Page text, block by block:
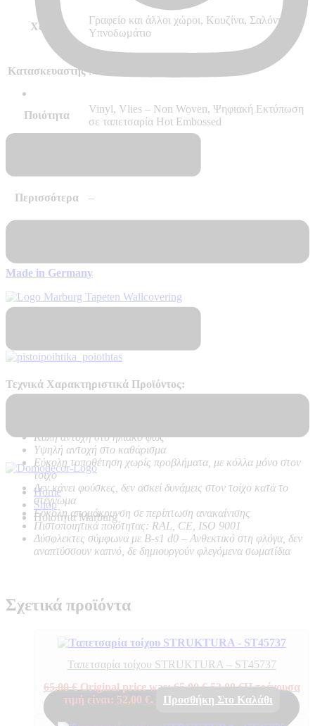
Home
Shop
Ποιοτητα Marburg
Χώρος
Γραφείο και άλλοι χώροι, Κουζίνα, Σαλόνι,
Υπνοδωμάτιο
Κατασκευαστής Marburg – Made in Germany
Ποιότητα
Vinyl, Vlies – Non Woven, Ψηφιακή Εκτύπωση
σε ταπετσαρία Hot Embossed
Περισσότερα –
Made in Germany
Τεχνικά Χαρακτηριστικά Προϊόντος:
Καλή αντοχή στο ηλιακό φως
Υψηλή αντοχή στο καθάρισμα
Εύκολη τοποθέτηση χωρίς προβλήματα, με κόλλα μόνο στον
τοίχο
Δεν κάνει φούσκες, δεν ασκεί δυνάμεις στον τοίχο κατά το
στέγνωμα
Εύκολη απομάκρυνση σε περίπτωση ανακαίνισης
Πιστοποιητικά ποιότητας: RAL, CE, ISO 9001
Δύσφλεκτες σύμφωνα με B-s1 d0 – Ανθεκτικό στη φλόγα, δεν
αναπτύσσουν καπνό, δε δημιουργούν φλεγόμενα σωματίδια
Σχετικά προϊόντα
Ταπετσαρία τοίχου STRUKTURA – ST45737
65,00€ Original price was: 65,00 €.52,00€Η τρέχουσα
τιμή είναι: 52,00 €.
Προσθήκη Στο Καλάθι